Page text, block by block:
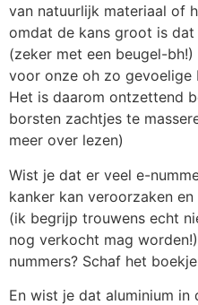
van natuurlijk materiaal of
omdat de kans groot is
(zeker met een beugel-
voor onze oh zo gevoelige
Het is daarom ontzettend
borsten zachtjes te
meer over lezen)
Wist je dat er veel e-
kanker kan veroorzaken
(ik begrijp trouwens echt
nog verkocht mag
nummers? Schaf het
En wist je dat aluminium